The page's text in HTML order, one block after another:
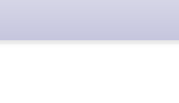
octobre 2012, en cas